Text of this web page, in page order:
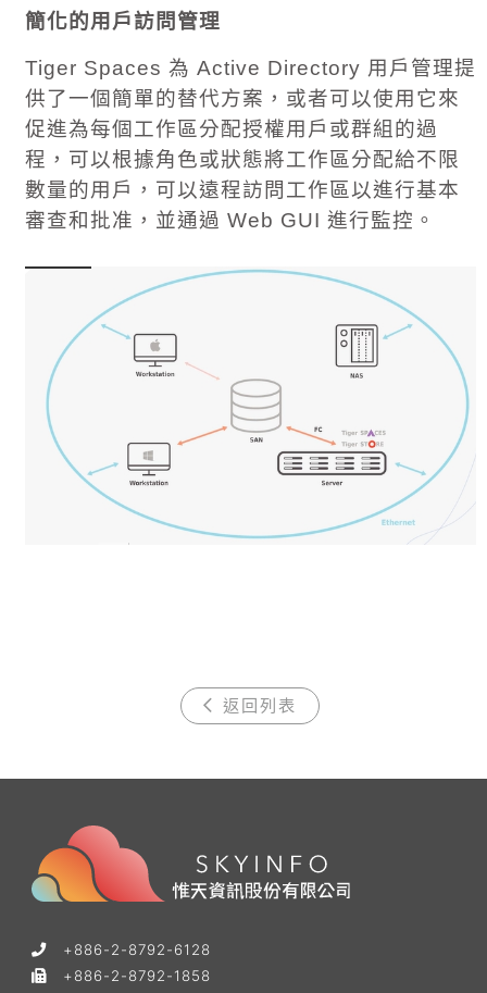
簡化的用戶訪問管理
Tiger Spaces 為 Active Directory 用戶管理提
供了一個簡單的替代方案，或者可以使用它來
促進為每個工作區分配授權用戶或群組的過
程，可以根據角色或狀態將工作區分配給不限
數量的用戶，可以遠程訪問工作區以進行基本
審查和批准，並通過 Web GUI 進行監控。
返回列表
+886-2-8792-6128
+886-2-8792-1858